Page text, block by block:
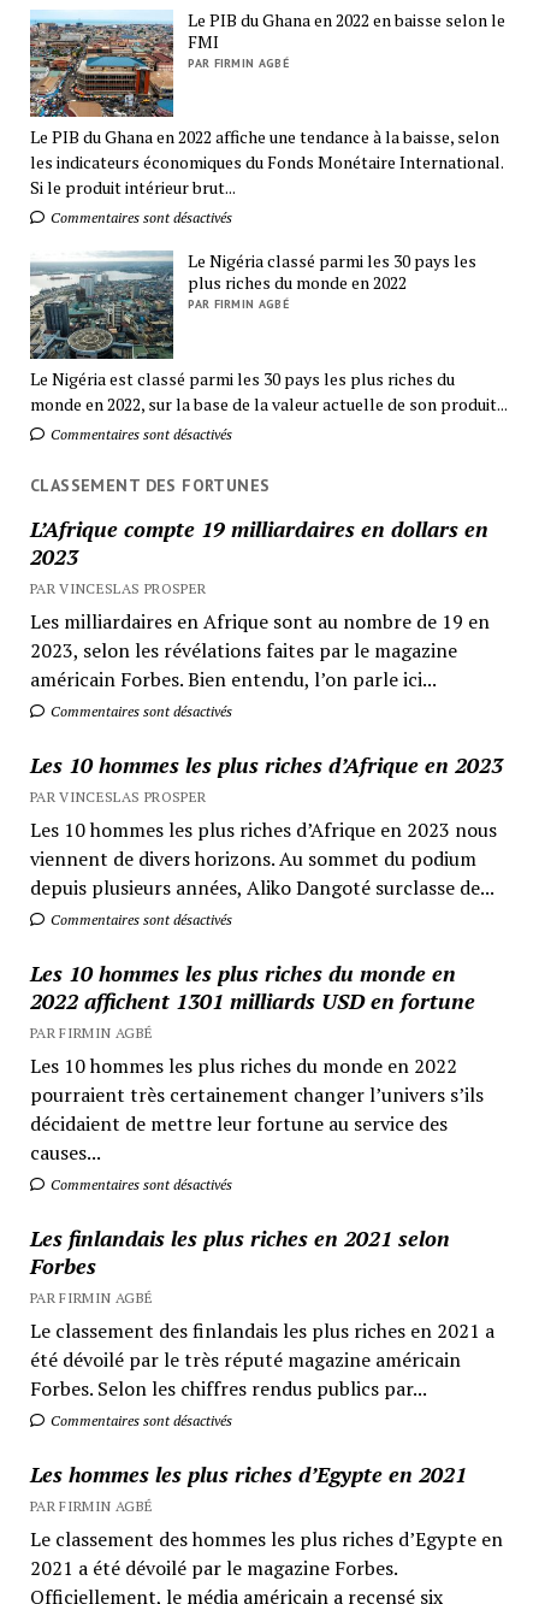
Le PIB du Ghana en 2022 en baisse selon le
FMI
PAR FIRMIN AGBÉ
Le PIB du Ghana en 2022 affiche une tendance à la baisse, selon
les indicateurs économiques du Fonds Monétaire International.
Si le produit intérieur brut...
Commentaires sont désactivés
Le Nigéria classé parmi les 30 pays les
plus riches du monde en 2022
PAR FIRMIN AGBÉ
Le Nigéria est classé parmi les 30 pays les plus riches du
monde en 2022, sur la base de la valeur actuelle de son produit...
Commentaires sont désactivés
CLASSEMENT DES FORTUNES
L’Afrique compte 19 milliardaires en dollars en
2023
PAR VINCESLAS PROSPER
Les milliardaires en Afrique sont au nombre de 19 en
2023, selon les révélations faites par le magazine
américain Forbes. Bien entendu, l’on parle ici...
Commentaires sont désactivés
Les 10 hommes les plus riches d’Afrique en 2023
PAR VINCESLAS PROSPER
Les 10 hommes les plus riches d’Afrique en 2023 nous
viennent de divers horizons. Au sommet du podium
depuis plusieurs années, Aliko Dangoté surclasse de...
Commentaires sont désactivés
Les 10 hommes les plus riches du monde en
2022 affichent 1301 milliards USD en fortune
PAR FIRMIN AGBÉ
Les 10 hommes les plus riches du monde en 2022
pourraient très certainement changer l’univers s’ils
décidaient de mettre leur fortune au service des
causes...
Commentaires sont désactivés
Les finlandais les plus riches en 2021 selon
Forbes
PAR FIRMIN AGBÉ
Le classement des finlandais les plus riches en 2021 a
été dévoilé par le très réputé magazine américain
Forbes. Selon les chiffres rendus publics par...
Commentaires sont désactivés
Les hommes les plus riches d’Egypte en 2021
PAR FIRMIN AGBÉ
Le classement des hommes les plus riches d’Egypte en
2021 a été dévoilé par le magazine Forbes.
Officiellement, le média américain a recensé six